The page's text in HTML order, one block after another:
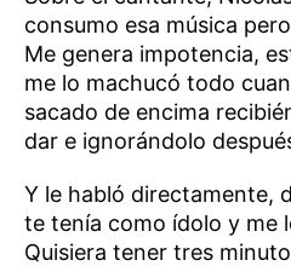
consumo esa música
Me genera impotencia,
me lo machucó todo
sacado de encima
dar e ignorándolo
Y le habló directamente,
te tenía como ídolo y me
Quisiera tener tres